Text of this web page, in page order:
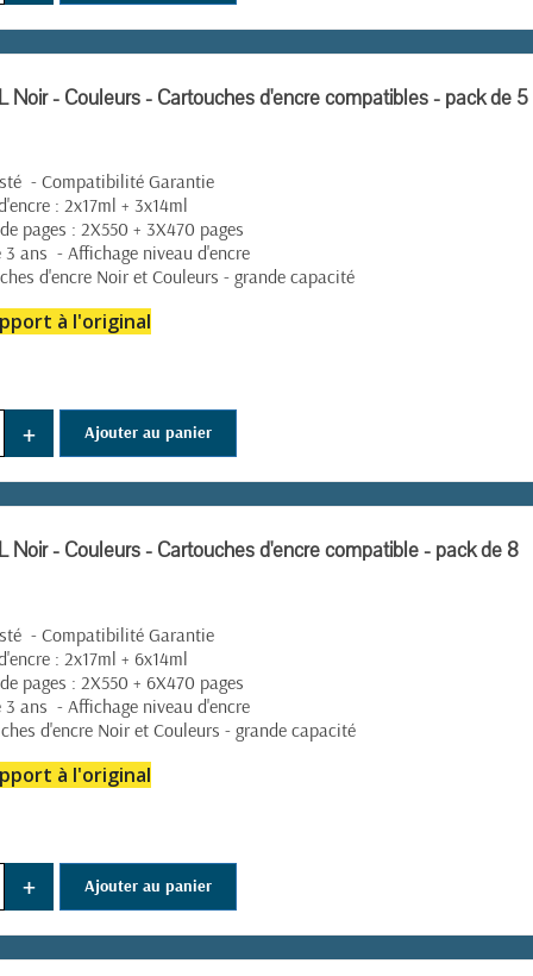
Noir - Couleurs - Cartouches d'encre compatibles - pack de 5
- Compatibilité Garantie
: 2x17ml + 3x14ml
pages : 2X550 + 3X470 pages
3 ans - Affichage niveau d'encre
d'encre Noir et Couleurs - grande capacité
à l'original
+ Ajouter au panier
Noir - Couleurs - Cartouches d'encre compatible - pack de 8
- Compatibilité Garantie
: 2x17ml + 6x14ml
pages : 2X550 + 6X470 pages
3 ans - Affichage niveau d'encre
d'encre Noir et Couleurs - grande capacité
à l'original
+ Ajouter au panier